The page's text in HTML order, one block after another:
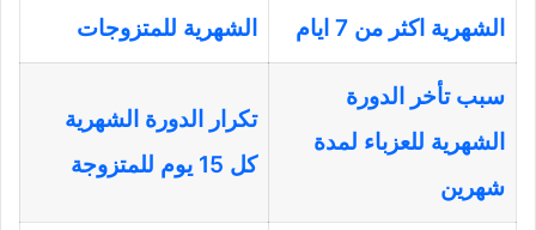
الشهرية اكثر من 7 ايام
الشهرية للمتزوجات
سبب تأخر الدورة
الشهرية للعزباء لمدة
شهرين
تكرار الدورة الشهرية
كل 15 يوم للمتزوجة